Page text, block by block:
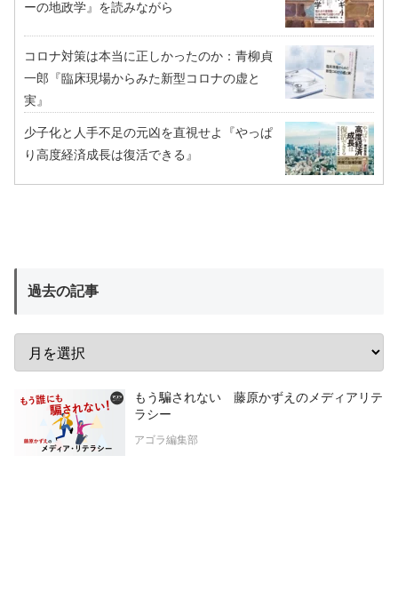
ーの地政学』を読みながら
コロナ対策は本当に正しかったのか：青柳貞
一郎『臨床現場からみた新型コロナの虚と
実』
少子化と人手不足の元凶を直視せよ『やっぱ
り高度経済成長は復活できる』
過去の記事
もう騙されない 藤原かずえのメディアリテ
ラシー
アゴラ編集部